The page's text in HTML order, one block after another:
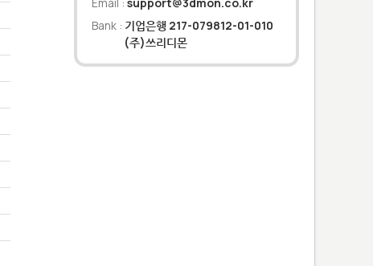
Bank : 기업은행 217-079812-01-010
(주)쓰리디몬